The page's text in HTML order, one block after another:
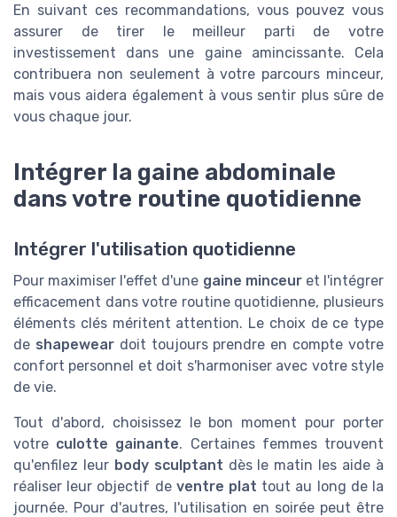
En suivant ces recommandations, vous pouvez vous
assurer de tirer le meilleur parti de votre
investissement dans une gaine amincissante. Cela
contribuera non seulement à votre parcours minceur,
mais vous aidera également à vous sentir plus sûre de
vous chaque jour.
Intégrer la gaine abdominale
dans votre routine quotidienne
Intégrer l'utilisation quotidienne
Pour maximiser l'effet d'une gaine minceuret l'intégrer
efficacement dans votre routine quotidienne, plusieurs
éléments clés méritent attention. Le choix de ce type
de shapeweardoit toujours prendre en compte votre
confort personnel et doit s'harmoniser avec votre style
de vie.
Tout d'abord, choisissez le bon moment pour porter
votre culotte gainante. Certaines femmes trouvent
qu'enfilez leur body sculptant dès le matin les aide à
réaliser leur objectif de ventre plat tout au long de la
journée. Pour d'autres, l'utilisation en soirée peut être